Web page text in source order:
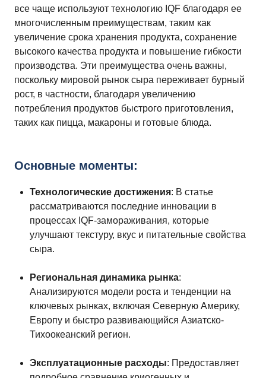
все чаще используют технологию IQF благодаря ее
многочисленным преимуществам, таким как
увеличение срока хранения продукта, сохранение
высокого качества продукта и повышение гибкости
производства. Эти преимущества очень важны,
поскольку мировой рынок сыра переживает бурный
рост, в частности, благодаря увеличению
потребления продуктов быстрого приготовления,
таких как пицца, макароны и готовые блюда.
Основные моменты:
Технологические достижения: В статье
рассматриваются последние инновации в
процессах IQF-замораживания, которые
улучшают текстуру, вкус и питательные свойства
сыра.
Региональная динамика рынка:
Анализируются модели роста и тенденции на
ключевых рынках, включая Северную Америку,
Европу и быстро развивающийся Азиатско-
Тихоокеанский регион.
Эксплуатационные расходы: Предоставляет